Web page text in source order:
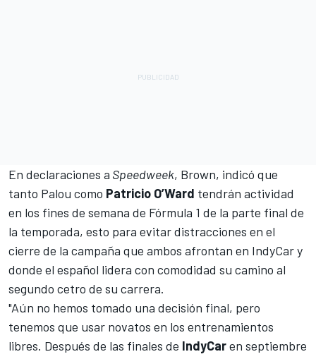
En declaraciones a Speedweek, Brown, indicó que
tanto Palou como Patricio O’Ward tendrán actividad
en los fines de semana de Fórmula 1 de la parte final de
la temporada, esto para evitar distracciones en el
cierre de la campaña que ambos afrontan en IndyCar y
donde el español lidera con comodidad su camino al
segundo cetro de su carrera.
"Aún no hemos tomado una decisión final, pero
tenemos que usar novatos en los entrenamientos
libres. Después de las finales de IndyCaren septiembre